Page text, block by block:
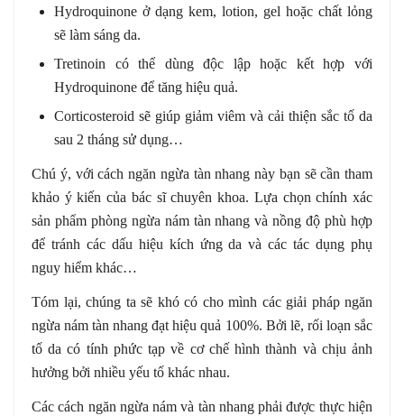
Hydroquinone ở dạng kem, lotion, gel hoặc chất lỏng
sẽ làm sáng da.
Tretinoin có thể dùng độc lập hoặc kết hợp với
Hydroquinone để tăng hiệu quả.
Corticosteroid sẽ giúp giảm viêm và cải thiện sắc tố da
sau 2 tháng sử dụng…
Chú ý, với cách ngăn ngừa tàn nhang này bạn sẽ cần tham
khảo ý kiến của bác sĩ chuyên khoa. Lựa chọn chính xác
sản phẩm phòng ngừa nám tàn nhang và nồng độ phù hợp
để tránh các dấu hiệu kích ứng da và các tác dụng phụ
nguy hiểm khác…
Tóm lại, chúng ta sẽ khó có cho mình các giải pháp ngăn
ngừa nám tàn nhang đạt hiệu quả 100%. Bởi lẽ, rối loạn sắc
tố da có tính phức tạp về cơ chế hình thành và chịu ảnh
hưởng bởi nhiều yếu tố khác nhau.
Các cách ngăn ngừa nám và tàn nhang phải được thực hiện